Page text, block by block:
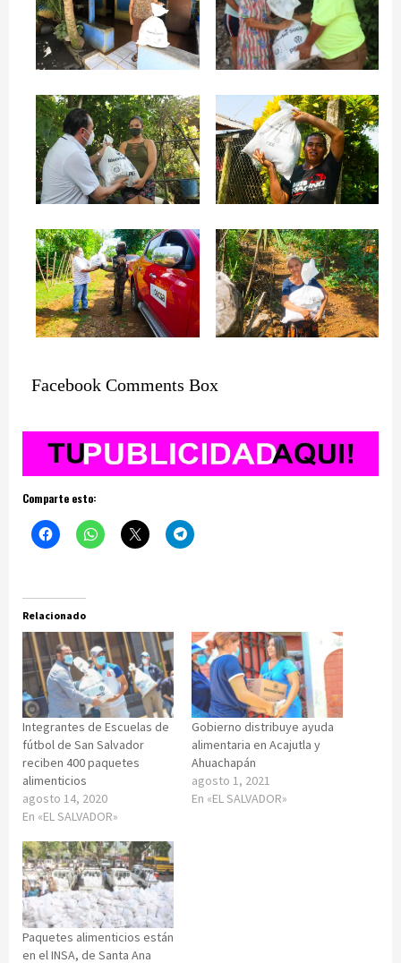
Facebook Comments Box
Comparte esto:
Relacionado
Integrantes de Escuelas de
fútbol de San Salvador
reciben 400 paquetes
alimenticios
agosto 14, 2020
En «EL SALVADOR»
Gobierno distribuye ayuda
alimentaria en Acajutla y
Ahuachapán
agosto 1, 2021
En «EL SALVADOR»
Paquetes alimenticios están
en el INSA, de Santa Ana